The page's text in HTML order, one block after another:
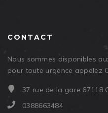
CONTACT
Nous sommes disponibles
pour toute urgence appelez
37 rue de la gare 67118
0388663484